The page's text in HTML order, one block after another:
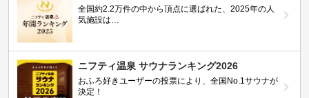
全国約2.2万件の中から頂点に選ばれた、2025年の人
気施設は…
ニフティ温泉 サウナランキング2026
おふろ好きユーザーの投票により、全国No.1サウナが
決定！